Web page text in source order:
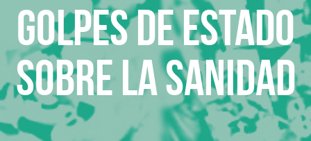
Golpes de estado
sobre la sanidad